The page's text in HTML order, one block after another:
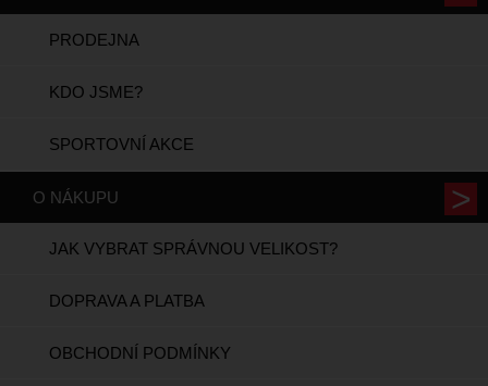
PRODEJNA
KDO JSME?
SPORTOVNÍ AKCE
O NÁKUPU
JAK VYBRAT SPRÁVNOU VELIKOST?
DOPRAVA A PLATBA
OBCHODNÍ PODMÍNKY